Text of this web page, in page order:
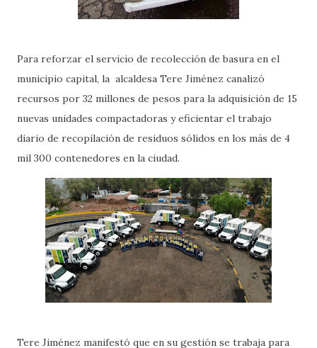
Para reforzar el servicio de recolección de basura en el
municipio capital, la alcaldesa Tere Jiménez canalizó
recursos por 32 millones de pesos para la adquisición de 15
nuevas unidades compactadoras y eficientar el trabajo
diario de recopilación de residuos sólidos en los más de 4
mil 300 contenedores en la ciudad.
Tere Jiménez manifestó que en su gestión se trabaja para